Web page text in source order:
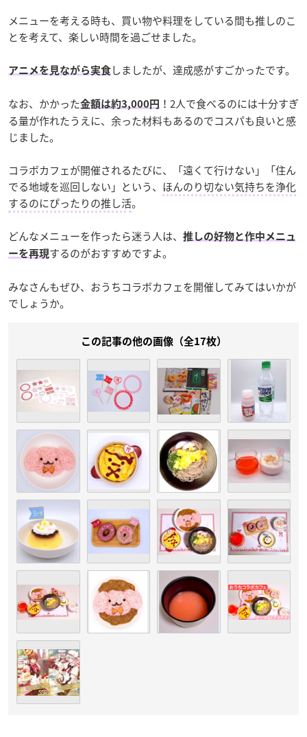
メニューを考える時も、買い物や料理をしている間も推しのこ
とを考えて、楽しい時間を過ごせました。
アニメを見ながら実食 しましたが、達成感がすごかったです。
なお、かかった金額は約3,000円 ！2人で食べるのには十分すぎ
る量が作れたうえに、余った材料もあるのでコスパも良いと感
じました。
コラボカフェが開催されるたびに、「遠くて行けない」「住ん
でる地域を巡回しない」という、 ほんのり切ない気持ちを浄化
するのにぴったりの推し活。
どんなメニューを作ったら迷う人は、
推しの好物と作中メニュ
ーを再現するのがおすすめですよ。
みなさんもぜひ、おうちコラボカフェを開催してみてはいかが
でしょうか。
この記事の他の画像（全17枚）